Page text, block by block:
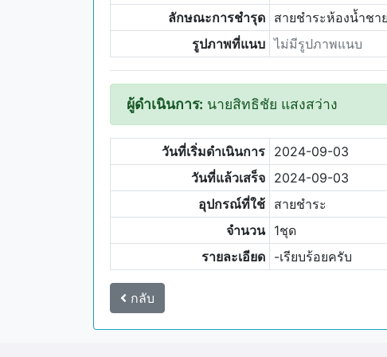
ลักษณะการชำรุด สายชำระห้องน้ำช
รูปภาพที่แนบ ไม่มีรูปภาพแนบ
ผู้ดำเนินการ: นายสิทธิชัย แสงสว่าง
วันที่เริ่มดำเนินการ 2024-09-03
วันที่แล้วเสร็จ 2024-09-03
อุปกรณ์ที่ใช้ สายชำระ
จำนวน 1ชุด
รายละเอียด -เรียบร้อยครับ
กลับ